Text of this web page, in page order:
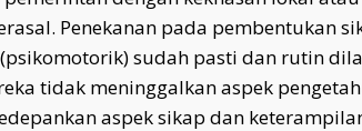
Penekanan pada pembentukan
sudah pasti dan rutin
tidak meninggalkan aspek
aspek sikap dan